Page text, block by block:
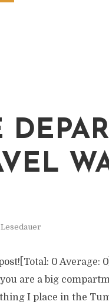
0 Average:
are a big
I place in the